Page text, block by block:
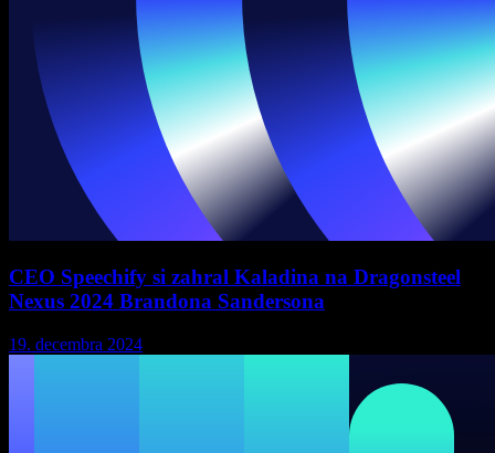
CEO Speechify si zahral Kaladina na Dragonsteel
Nexus 2024 Brandona Sandersona
19. decembra 2024